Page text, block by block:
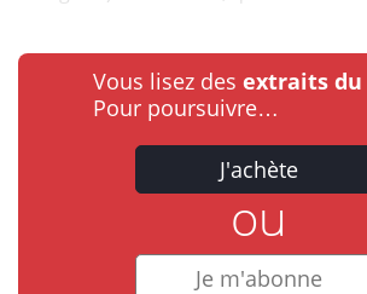
Vous lisez des extraits
Pour poursuivre…
J'achète
ou
Je m'abonne